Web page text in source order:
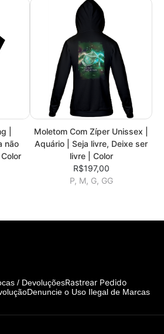
|
não
Moletom Com Zíper Unissex |
Aquário | Seja livre, Deixe ser
livre | Color
R$197,00
P, M, G, GG
/ DevoluçõesRastrear Pedido
Denuncie o Uso Ilegal de Marcas